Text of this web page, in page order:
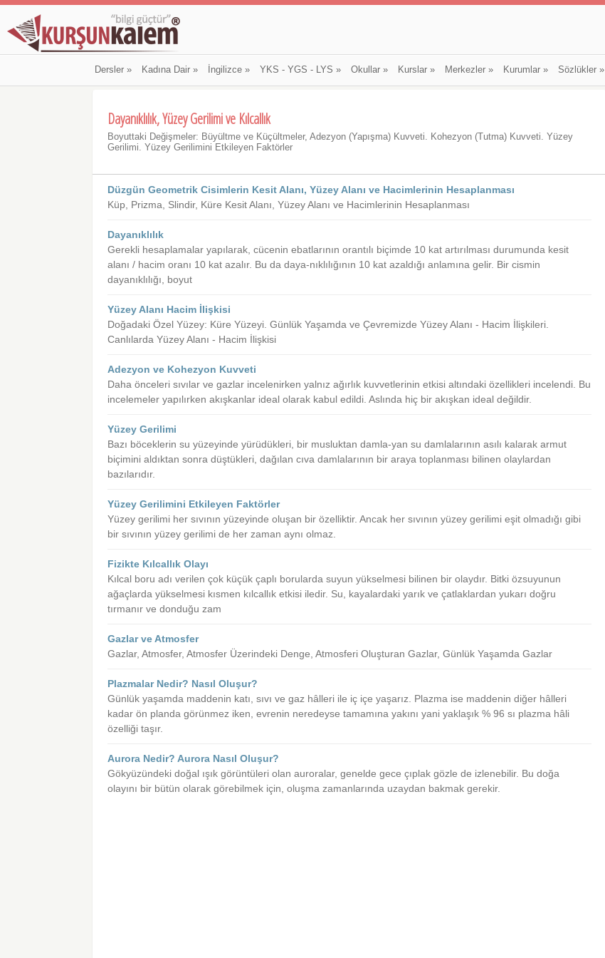
Dersler» Kadına Dair» İngilizce» YKS - YGS - LYS » Okullar» Kurslar» Merkezler» Kurumlar» Sözlükler»
Dayanıklılık, Yüzey Gerilimi ve Kılcallık
Boyuttaki Değişmeler: Büyültme ve Küçültmeler, Adezyon (Yapışma) Kuvveti. Kohezyon (Tutma) Kuvveti. Yüzey
Gerilimi. Yüzey Gerilimini Etkileyen Faktörler
Düzgün Geometrik Cisimlerin Kesit Alanı, Yüzey Alanı ve Hacimlerinin Hesaplanması
Küp, Prizma, Slindir, Küre Kesit Alanı, Yüzey Alanı ve Hacimlerinin Hesaplanması
Dayanıklılık
Gerekli hesaplamalar yapılarak, cücenin ebatlarının orantılı biçimde 10 kat artırılması durumunda kesit
alanı / hacim oranı 10 kat azalır. Bu da daya-nıklılığının 10 kat azaldığı anlamına gelir. Bir cismin
dayanıklılığı, boyut
Yüzey Alanı Hacim İlişkisi
Doğadaki Özel Yüzey: Küre Yüzeyi. Günlük Yaşamda ve Çevremizde Yüzey Alanı - Hacim İlişkileri.
Canlılarda Yüzey Alanı - Hacim İlişkisi
Adezyon ve Kohezyon Kuvveti
Daha önceleri sıvılar ve gazlar incelenirken yalnız ağırlık kuvvetlerinin etkisi altındaki özellikleri incelendi. Bu
incelemeler yapılırken akışkanlar ideal olarak kabul edildi. Aslında hiç bir akışkan ideal değildir.
Yüzey Gerilimi
Bazı böceklerin su yüzeyinde yürüdükleri, bir musluktan damla-yan su damlalarının asılı kalarak armut
biçimini aldıktan sonra düştükleri, dağılan cıva damlalarının bir araya toplanması bilinen olaylardan
bazılarıdır.
Yüzey Gerilimini Etkileyen Faktörler
Yüzey gerilimi her sıvının yüzeyinde oluşan bir özelliktir. Ancak her sıvının yüzey gerilimi eşit olmadığı gibi
bir sıvının yüzey gerilimi de her zaman aynı olmaz.
Fizikte Kılcallık Olayı
Kılcal boru adı verilen çok küçük çaplı borularda suyun yükselmesi bilinen bir olaydır. Bitki özsuyunun
ağaçlarda yükselmesi kısmen kılcallık etkisi iledir. Su, kayalardaki yarık ve çatlaklardan yukarı doğru
tırmanır ve donduğu zam
Gazlar ve Atmosfer
Gazlar, Atmosfer, Atmosfer Üzerindeki Denge, Atmosferi Oluşturan Gazlar, Günlük Yaşamda Gazlar
Plazmalar Nedir? Nasıl Oluşur?
Günlük yaşamda maddenin katı, sıvı ve gaz hâlleri ile iç içe yaşarız. Plazma ise maddenin diğer hâlleri
kadar ön planda görünmez iken, evrenin neredeyse tamamına yakını yani yaklaşık % 96 sı plazma hâli
özelliği taşır.
Aurora Nedir? Aurora Nasıl Oluşur?
Gökyüzündeki doğal ışık görüntüleri olan auroralar, genelde gece çıplak gözle de izlenebilir. Bu doğa
olayını bir bütün olarak görebilmek için, oluşma zamanlarında uzaydan bakmak gerekir.